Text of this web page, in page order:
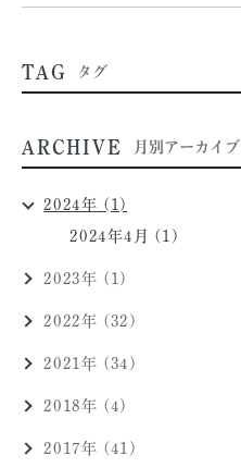
TAG タグ
ARCHIVE 月別アーカイブ
2024年 (1)
2024年4月 (1)
2023年 (1)
2022年 (32)
2021年 (34)
2018年 (4)
2017年 (41)